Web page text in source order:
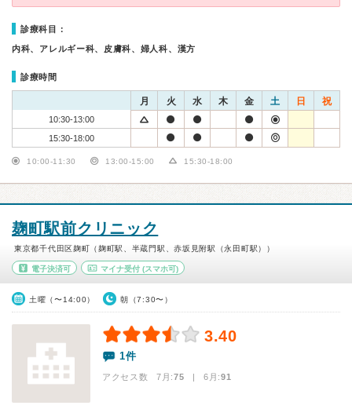
診療科目：
内科、アレルギー科、皮膚科、婦人科、漢方
診療時間
月 火 水 木 金 土 日 祝
10:30-13:00
15:30-18:00
10:00-11:30 13:00-15:00 15:30-18:00
麹町駅前クリニック
東京都千代田区麹町（麹町駅、半蔵門駅、赤坂見附駅（永田町駅））
電子決済可 マイナ受付(スマホ可)
土曜（〜14:00） 朝（7:30〜）
3.40
1件
アクセス数 7月:75 | 6月:91